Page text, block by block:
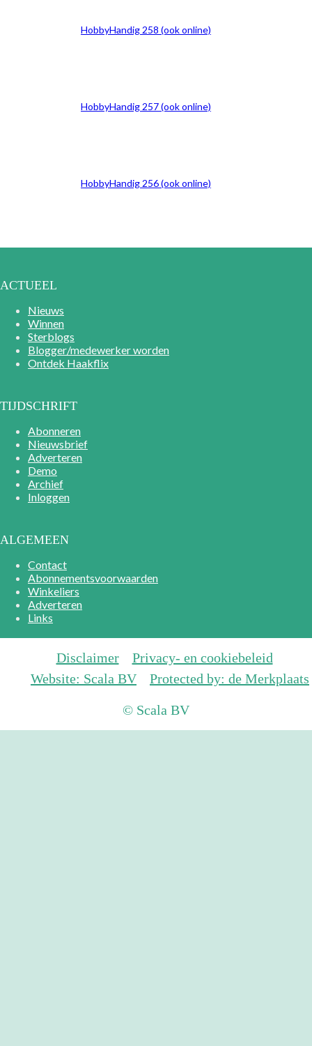
HobbyHandig 258 (ook online)
HobbyHandig 257 (ook online)
HobbyHandig 256 (ook online)
ACTUEEL
Nieuws
Winnen
Sterblogs
Blogger/medewerker worden
Ontdek Haakflix
TIJDSCHRIFT
Abonneren
Nieuwsbrief
Adverteren
Demo
Archief
Inloggen
ALGEMEEN
Contact
Abonnementsvoorwaarden
Winkeliers
Adverteren
Links
Disclaimer
Privacy- en cookiebeleid
Website: Scala BV
Protected by: de Merkplaats
© Scala BV